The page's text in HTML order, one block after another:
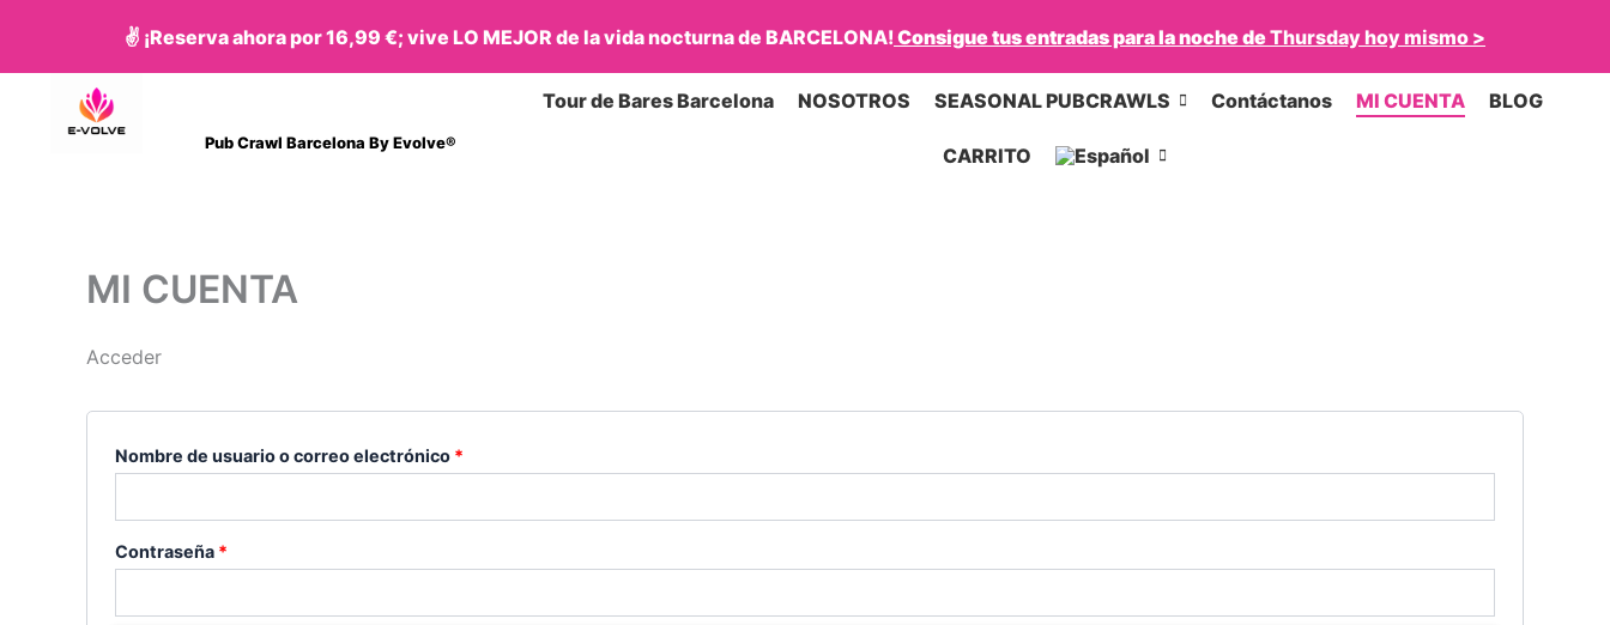
contenido
✌️ ¡Reserva ahora por 16,99 €; vive LO MEJOR de la vida nocturna de BARCELONA! Consigue tus entradas para la noche deThursdayhoy mismo >
Pub Crawl Barcelona By Evolve®
Tour de Bares Barcelona NOSOTROS SEASONAL PUBCRAWLS Contáctanos MI CUENTA BLOG
CARRITO
MI CUENTA
Acceder
Nombre de usuario o correo electrónico *
Contraseña *